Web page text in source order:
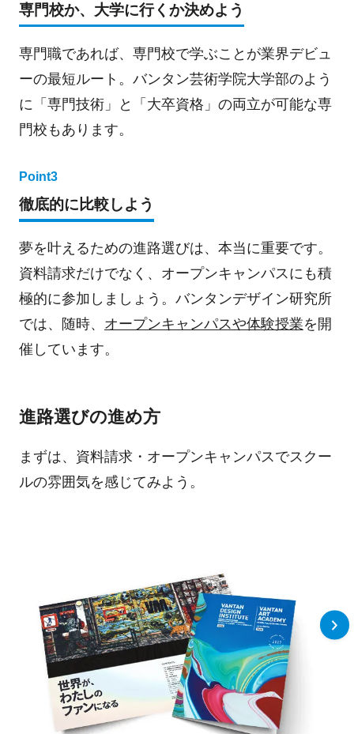
専門校か、大学に行くか決めよう
専門職であれば、専門校で学ぶことが業界デビュ
ーの最短ルート。バンタン芸術学院大学部のよう
に「専門技術」と「大卒資格」の両立が可能な専
門校もあります。
Point3
徹底的に比較しよう
夢を叶えるための進路選びは、本当に重要です。
資料請求だけでなく、オープンキャンパスにも積
極的に参加しましょう。バンタンデザイン研究所
では、随時、 オープンキャンパスや体験授業を開
催しています。
進路選びの進め方
まずは、資料請求・オープンキャンパスでスクー
ルの雰囲気を感じてみよう。